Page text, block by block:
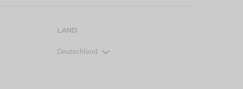
LAND
Deutschland